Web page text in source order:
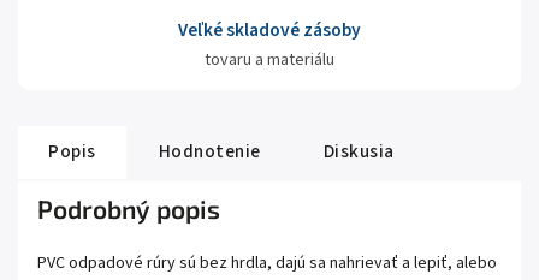
Veľké skladové zásoby
tovaru a materiálu
Popis Hodnotenie Diskusia
Podrobný popis
PVC odpadové rúry sú bez hrdla, dajú sa nahrievať a lepiť, alebo